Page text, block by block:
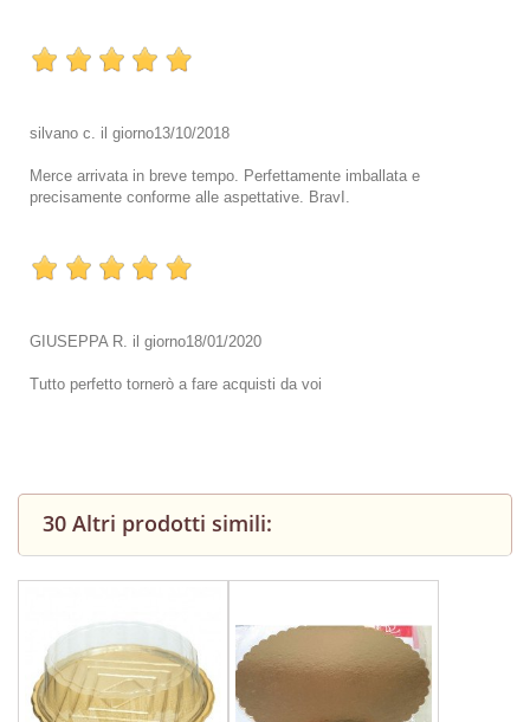
silvano c. il giorno13/10/2018
Merce arrivata in breve tempo. Perfettamente imballata e
precisamente conforme alle aspettative. BravI.
GIUSEPPA R. il giorno18/01/2020
Tutto perfetto tornerò a fare acquisti da voi
30 Altri prodotti simili: